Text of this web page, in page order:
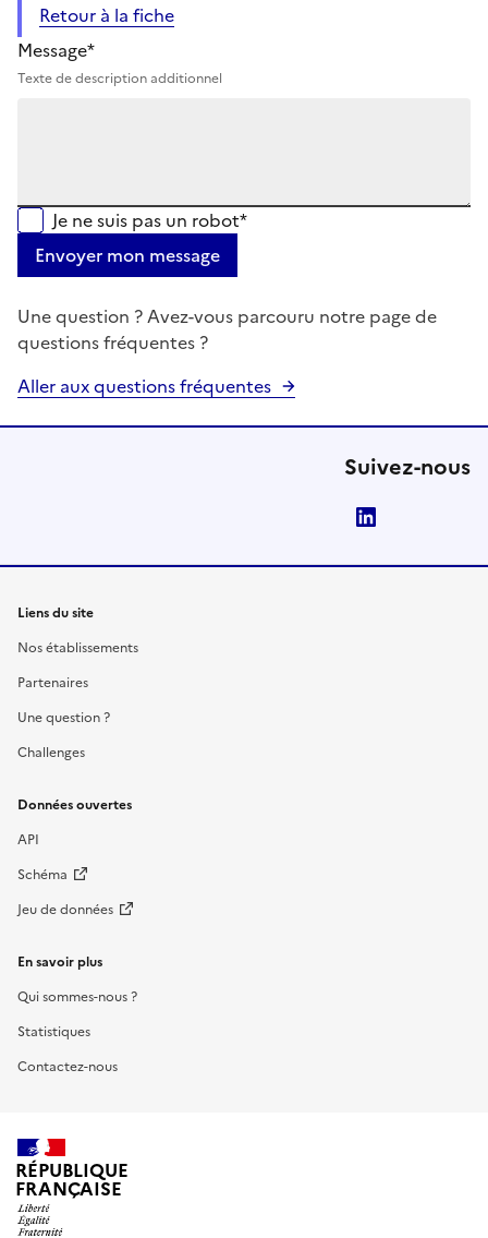
Retour à la fiche
Message*
Texte de description additionnel
Je ne suis pas un robot*
Envoyer mon message
Une question ? Avez-vous parcouru notre page de
questions fréquentes ?
Aller aux questions fréquentes
Suivez-nous
Liens du site
Nos établissements
Partenaires
Une question ?
Challenges
Données ouvertes
API
Schéma
Jeu de données
En savoir plus
Qui sommes-nous ?
Statistiques
Contactez-nous
RÉPUBLIQUE
FRANÇAISE